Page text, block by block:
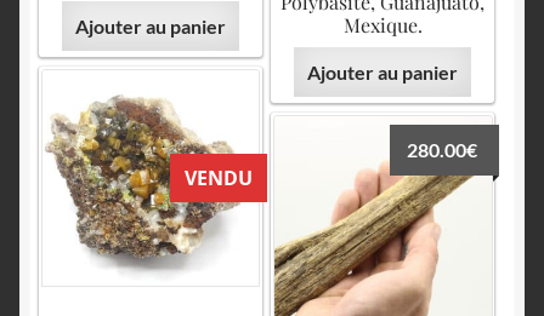
Ajouter au panier
Mexique.
Ajouter au panier
VENDU
280.00€